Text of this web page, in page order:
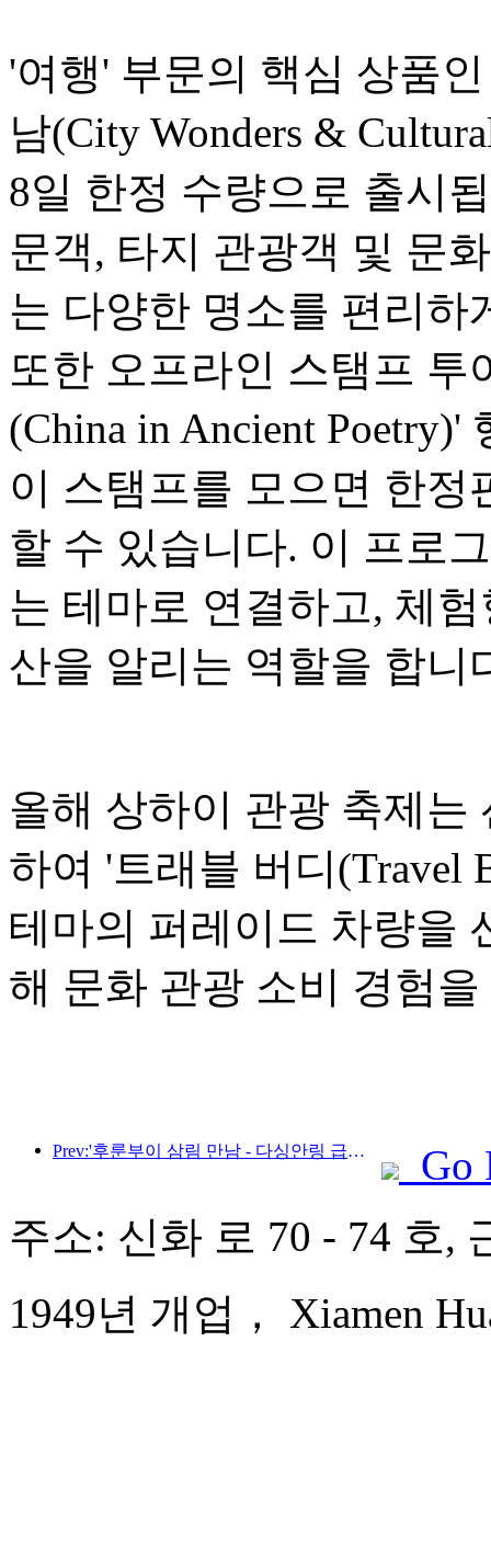
'여행' 부문의 핵심 상품
남(City Wonders &
8일 한정 수량으로 출시
문객, 타지 관광객 및 문
는 다양한 명소를 편리하
또한 오프라인 스탬프
(China in Ancient
이 스탬프를 모으면 한정
할 수 있습니다. 이 프로
는 테마로 연결하고, 체
산을 알리는 역할을 합니
올해 상하이 관광 축제는
하여 '트래블 버디(Travel
테마의 퍼레이드 차량을
해 문화 관광 소비 경험
Prev:'후룬부이 삼림 만남 - 다싱안링 급행열차 - 별빛 열차 - 천이 여행' 관광열차가 첫 운행을 시작합니다.
Go
주소: 신화 로 70 - 74 호,
1949년 개업， Xiamen